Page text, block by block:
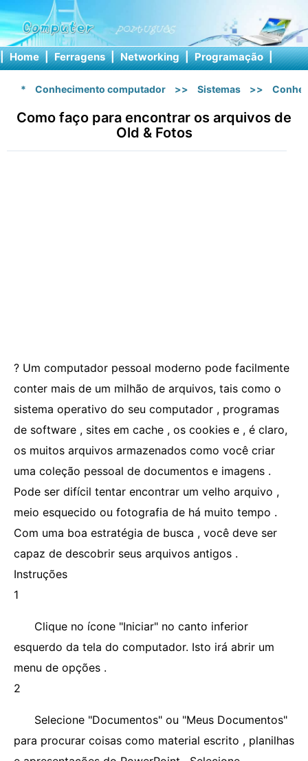
| Home | Ferragens | Networking | Programação |
* Conhecimento computador >> Sistemas >>
Como faço para encontrar os arquivos de
Old & Fotos
? Um computador pessoal moderno pode facilmente
conter mais de um milhão de arquivos, tais como o
sistema operativo do seu computador , programas
de software , sites em cache , os cookies e , é claro,
os muitos arquivos armazenados como você criar
uma coleção pessoal de documentos e imagens .
Pode ser difícil tentar encontrar um velho arquivo ,
meio esquecido ou fotografia de há muito tempo .
Com uma boa estratégia de busca , você deve ser
capaz de descobrir seus arquivos antigos .
Instruções
1
Clique no ícone "Iniciar" no canto inferior
esquerdo da tela do computador. Isto irá abrir um
menu de opções .
2
Selecione "Documentos" ou "Meus Documentos"
para procurar coisas como material escrito , planilhas